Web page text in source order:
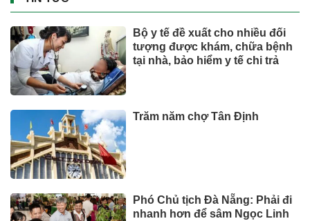
Bộ y tế đề xuất cho nhiều đối
tượng được khám, chữa bệnh
tại nhà, bảo hiểm y tế chi trả
Trăm năm chợ Tân Định
Phó Chủ tịch Đà Nẵng: Phải đi
nhanh hơn để sâm Ngọc Linh